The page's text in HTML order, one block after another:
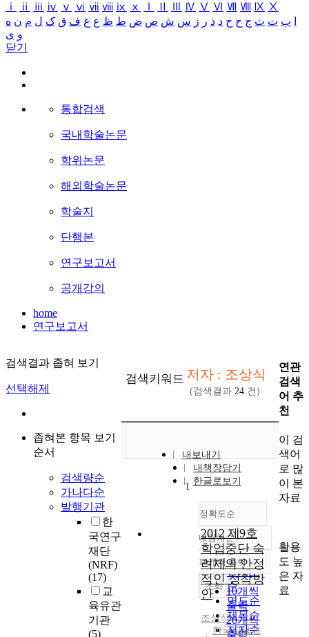
ⅰ
ⅱ ⅲ ⅳ ⅴ ⅵ ⅶ ⅷ ⅸ ⅹ Ⅳ Ⅴ Ⅵ Ⅶ Ⅷ Ⅸ Ⅹ
ب ت ث ج ح خ د ذ ر ز س ش ص ض ط ظ ع غ ف ق ک ل م ن ه
و ی
닫기
통합검색
국내학술논문
학위논문
해외학술논문
학술지
단행본
연구보고서
공개강의
home
연구보고서
검색결과 좁혀 보기
선택해제
좁혀본 항목 보기
순서
검색량순
가나다순
발행기관
한
국연구
재단
(NRF)
(17)
교
육유관
기관
(5)
검색키워드 저자 : 조상식
(검색결과 24 건)
내보내기
내책장담기
한글로보기
정확도순
정확도
순
인기도
순
연도순
제목순
저자순
내림차순
내림차순
10개씩 출력
10개씩
출력
20개씩
조회
1
2012 제9호
학업중단 숙
려제의 안정
적인 정착방
안
조상식
한국교육개
연관
검색
어 추
천
이 검
색어
로 많
이 본
자료
활용
도 높
은 자
료